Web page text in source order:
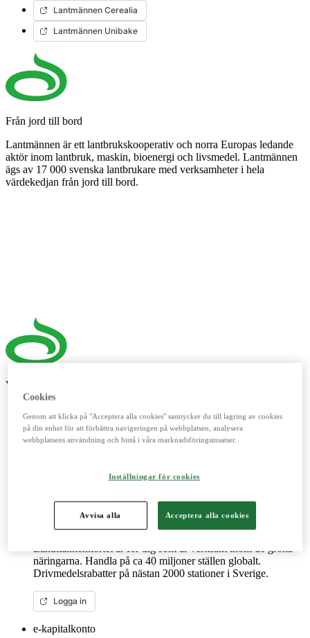
Lantmännen Cerealia
Lantmännen Unibake
Från jord till bord
Lantmännen är ett lantbrukskooperativ och norra Europas ledande
aktör inom lantbruk, maskin, bioenergi och livsmedel. Lantmännen
ägs av 17 000 svenska lantbrukare med verksamheter i hela
värdekedjan från jord till bord.
Våra digitala verktyg
Detta digitala verktyg vänder sig till dig som lantbrukare. Här
handlar du spannmål, utför kassatjänster, beställer foder och
Lantmännenkortet är för dig som är verksam inom de gröna
näringarna. Handla på ca 40 miljoner ställen globalt.
Drivmedelsrabatter på nästan 2000 stationer i Sverige.
Logga in
e-kapitalkonto
Cookies
Genom att klicka på "Acceptera alla cookies" samtycker du till lagring av cookies
på din enhet för att förbättra navigeringen på webbplatsen, analysera
webbplatsens användning och bistå i våra marknadsföringsinsatser.
Inställningar för cookies
Avvisa alla Acceptera alla cookies